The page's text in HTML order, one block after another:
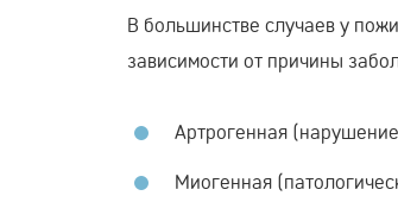
В большинстве случаев у
зависимости от причины
Артрогенная
Миогенная